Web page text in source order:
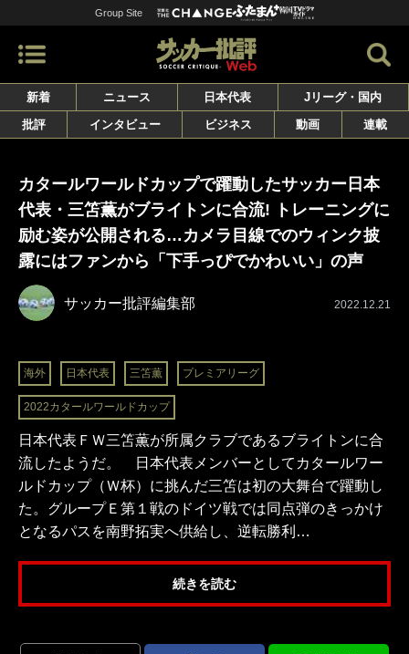
Group Site
新着 ニュース 日本代表
Jリーグ・国内
批評
インタビュー ビジネス 動画 連載
カタールワールドカップで躍動したサッカー日本
代表・三笘薫がブライトンに合流! トレーニングに
励む姿が公開される…カメラ目線でのウィンク披
露にはファンから「下手っぴでかわいい」の声
サッカー批評編集部 2022.12.21
海外 日本代表 三笘薫 プレミアリーグ
2022カタールワールドカップ
日本代表ＦＷ三笘薫が所属クラブであるブライトンに合
流したようだ。 日本代表メンバーとしてカタールワー
ルドカップ（Ｗ杯）に挑んだ三笘は初の大舞台で躍動し
た。グループＥ第１戦のドイツ戦では同点弾のきっかけ
となるパスを南野拓実へ供給し、逆転勝利…
続きを読む